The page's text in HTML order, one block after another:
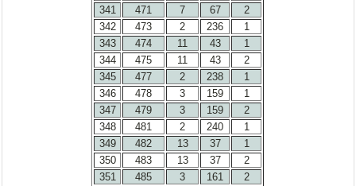
341
471 7 67
2
342
473 2 236
1
343
474 11 43
1
344
475 11 43
2
345
477 2 238
1
346
478 3 159
1
347
479 3 159
2
348
481 2 240
1
349
482 13 37
1
350
483 13 37
2
351
485 3 161
2